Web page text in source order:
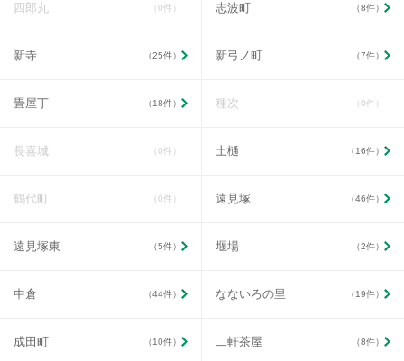
四郎丸 （0件） 志波町 （8件）
新寺 （25件） 新弓ノ町 （7件）
畳屋丁 （18件） 種次 （0件）
長喜城 （0件） 土樋 （16件）
鶴代町 （0件） 遠見塚 （46件）
遠見塚東 （5件） 堰場 （2件）
中倉 （44件） なないろの里 （19件）
成田町 （10件） 二軒茶屋 （8件）